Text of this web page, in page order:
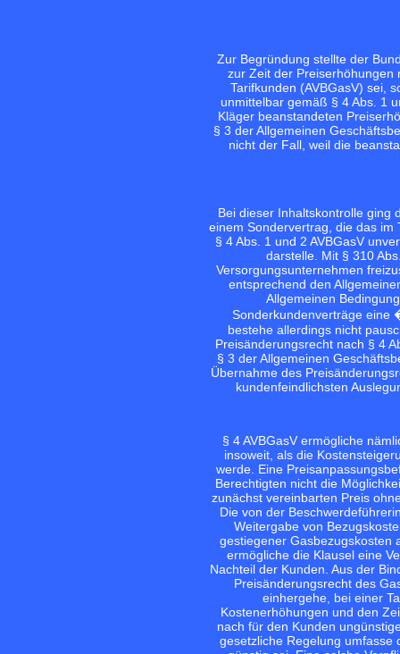
Zur Begründung stellte der
zur Zeit der Preiserhöhungen
Tarifkunden (AVBGasV) sei,
unmittelbar gemäß § 4 Abs. 1
Kläger beanstandeten
§ 3 der Allgemeinen
nicht der Fall, weil die
Bei dieser Inhaltskontrolle ging
einem Sondervertrag, die das im
§ 4 Abs. 1 und 2 AVBGasV
darstelle. Mit § 310
Versorgungsunternehmen
entsprechend den
Allgemeinen
Sonderkundenverträge eine
bestehe allerdings nicht
Preisänderungsrecht nach § 4
§ 3 der Allgemeinen
Übernahme des
kundenfeindlichsten
§ 4 AVBGasV ermögliche
insoweit, als die
werde. Eine
Berechtigten nicht die
zunächst vereinbarten Preis
Die von der
Weitergabe von
gestiegener Gasbezugskosten
ermögliche die Klausel eine
Nachteil der Kunden. Aus der
Preisänderungsrecht des
einhergehe, bei einer
Kostenerhöhungen und den
nach für den Kunden
gesetzliche Regelung umfasse